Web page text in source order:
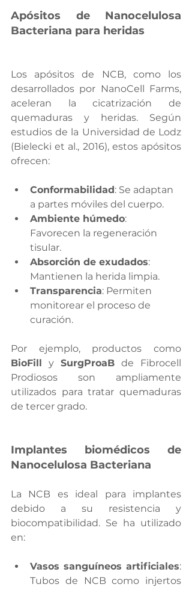
Apósitos de Nanocelulosa
Bacteriana para heridas
Los apósitos de NCB, como los
desarrollados por NanoCell Farms,
aceleran la cicatrización de
quemaduras y heridas. Según
estudios de la Universidad de Lodz
(Bielecki et al., 2016), estos apósitos
ofrecen:
Conformabilidad: Se adaptan
a partes móviles del cuerpo.
Ambiente húmedo:
Favorecen la regeneración
tisular.
Absorción de exudados:
Mantienen la herida limpia.
Transparencia: Permiten
monitorear el proceso de
curación.
BioFill y SurgProaB de Fibrocell
Prodiosos son ampliamente
utilizados para tratar quemaduras
de tercer grado.
Implantes biomédicos de
Nanocelulosa Bacteriana
La NCB es ideal para implantes
debido a su resistencia y
biocompatibilidad. Se ha utilizado
en:
Vasos sanguíneos artificiales:
Tubos de NCB como injertos